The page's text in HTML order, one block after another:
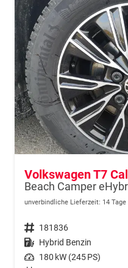
Volkswagen T7
Beach Camper
unverbindliche Lieferzeit: 14 Tage
Fahrzeugnr. 181836
Kraftstoff Hybrid Benzin
Leistung 180 kW (245 PS)